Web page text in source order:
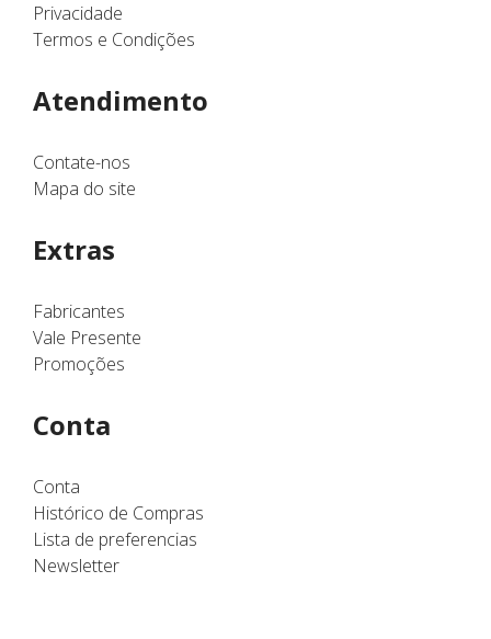
Privacidade
Termos e Condições
Atendimento
Contate-nos
Mapa do site
Extras
Fabricantes
Vale Presente
Promoções
Conta
Conta
Histórico de Compras
Lista de preferencias
Newsletter